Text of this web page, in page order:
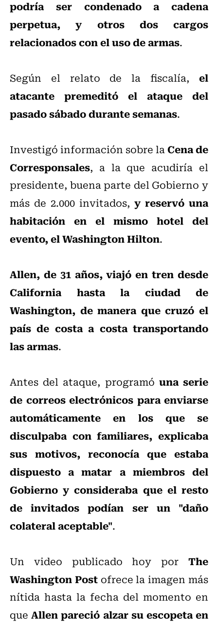
podría ser condenado a cadena
perpetua, y otros dos cargos
relacionados con el uso de armas.
Según el relato de la fiscalía, el
atacante premeditó el ataque del
pasado sábado durante semanas.
Investigó información sobre laCena de
Corresponsales, a la que acudiría el
presidente, buena parte del Gobierno y
más de 2.000 invitados, y reservó una
habitación en el mismo hotel del
evento, el Washington Hilton.
Allen, de 31 años, viajó en tren desde
California hasta la ciudad de
Washington, de manera que cruzó el
país de costa a costa transportando
las armas.
Antes del ataque, programó una serie
de correos electrónicos para enviarse
automáticamente en los que se
disculpaba con familiares, explicaba
sus motivos, reconocía que estaba
dispuesto a matar a miembros del
Gobierno y consideraba que el resto
de invitados podían ser un "daño
colateral aceptable".
Un video publicado hoy por The
Washington Postofrece la imagen más
nítida hasta la fecha del momento en
queAllen pareció alzar su escopeta en